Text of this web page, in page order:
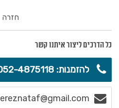
חזרה
כל הדרכים ליצור איתנו קשר
להזמנות: 052-4875118
ereznataf@gmail.com